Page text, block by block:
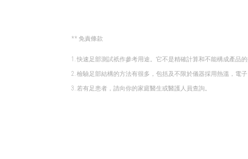
** 免責條款
1. 快速足部測試祇作參考用途。它不是精確計算和不能構成產品的
2. 檢驗足部結構的方法有很多，包括及不限於儀器採用熱溫，電子
3. 若有足患者，請向你的家庭醫生或醫護人員查詢。